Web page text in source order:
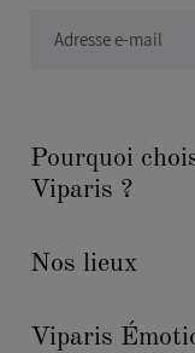
Adresse e-mail
Pourquoi
Viparis ?
Nos lieux
Viparis